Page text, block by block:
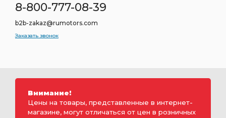
8-800-777-08-39
b2b-zakaz@rumotors.com
Заказать звонок
Внимание!
Цены на товары, представленные в интернет-
магазине, могут отличаться от цен в розничных